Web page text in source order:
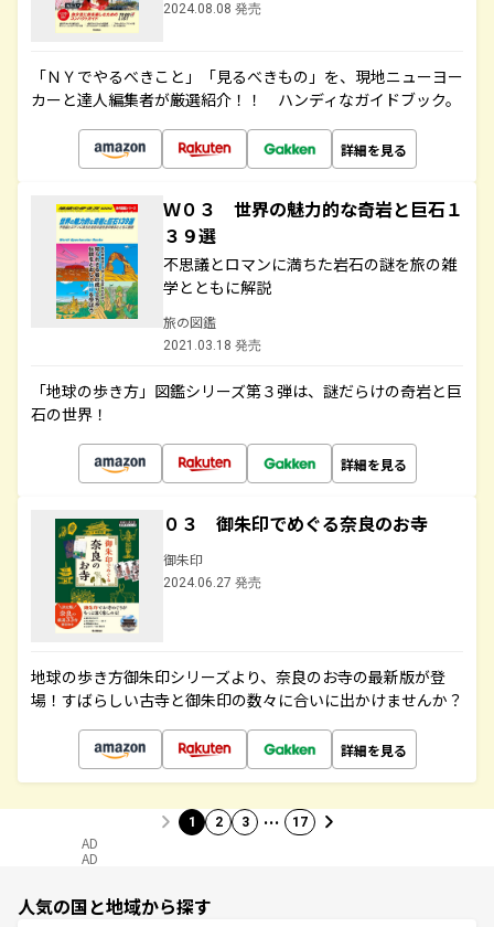
2024.08.08 発売
「ＮＹでやるべきこと」「見るべきもの」を、現地ニューヨー
カーと達人編集者が厳選紹介！！ ハンディなガイドブック。
詳細を見る
Ｗ０３ 世界の魅力的な奇岩と巨石１
３９選
不思議とロマンに満ちた岩石の謎を旅の雑
学とともに解説
旅の図鑑
2021.03.18 発売
「地球の歩き方」図鑑シリーズ第３弾は、謎だらけの奇岩と巨
石の世界！
詳細を見る
０３ 御朱印でめぐる奈良のお寺
御朱印
2024.06.27 発売
地球の歩き方御朱印シリーズより、奈良のお寺の最新版が登
場！すばらしい古寺と御朱印の数々に合いに出かけませんか？
詳細を見る
1 2 3 … 17
AD
AD
人気の国と地域から探す